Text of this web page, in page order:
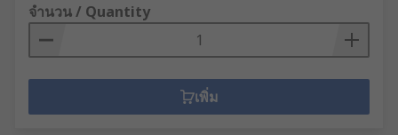
จำนวน / Quantity
เพิ่ม